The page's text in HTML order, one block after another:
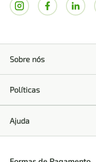
Sobre nós
Políticas
Ajuda